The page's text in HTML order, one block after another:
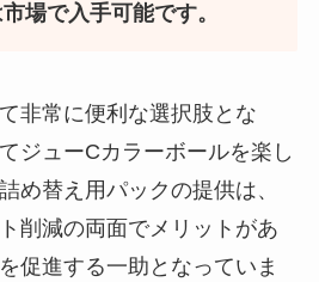
る？楽天で買える？
取扱いは？
場で入手可能です。
非常に便利な選択肢とな
ジューCカラーボールを楽し
め替え用パックの提供は、
削減の両面でメリットがあ
促進する一助となっていま